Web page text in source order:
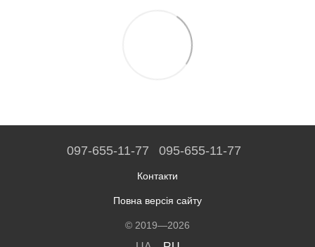
097-655-11-77 095-655-11-77
Контакти
Повна версія сайту
© 2019—2026